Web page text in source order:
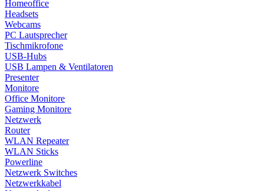
Homeoffice
Headsets
Webcams
PC Lautsprecher
Tischmikrofone
USB-Hubs
USB Lampen & Ventilatoren
Presenter
Monitore
Office Monitore
Gaming Monitore
Netzwerk
Router
WLAN Repeater
WLAN Sticks
Powerline
Netzwerk Switches
Netzwerkkabel